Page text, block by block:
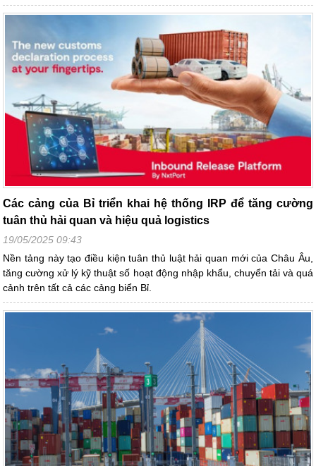
Các cảng của Bỉ triển khai hệ thống IRP để tăng cường
tuân thủ hải quan và hiệu quả logistics
19/05/2025 09:43
Nền tảng này tạo điều kiện tuân thủ luật hải quan mới của Châu Âu,
tăng cường xử lý kỹ thuật số hoạt động nhập khẩu, chuyển tải và quá
cảnh trên tất cả các cảng biển Bỉ.